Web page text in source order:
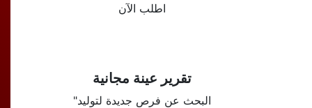
اطلب الآن
تقرير عينة مجانية
"البحث عن فرص جديدة لتوليد